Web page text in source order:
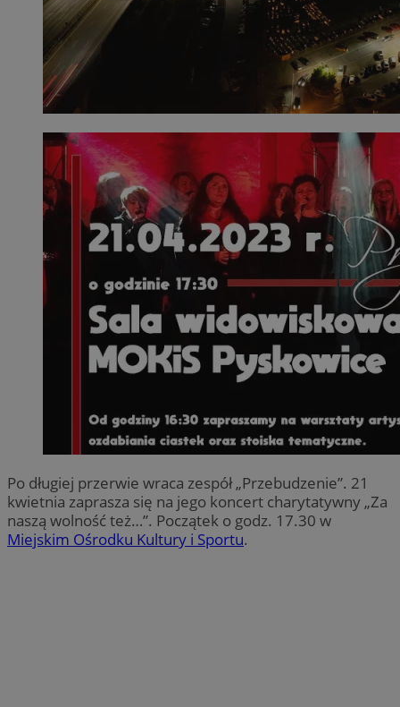
Po długiej przerwie wraca zespół „Przebudzenie”. 21
kwietnia zaprasza się na jego koncert charytatywny „Za
naszą wolność też…”. Początek o godz. 17.30 w
Miejskim Ośrodku Kultury i Sportu.